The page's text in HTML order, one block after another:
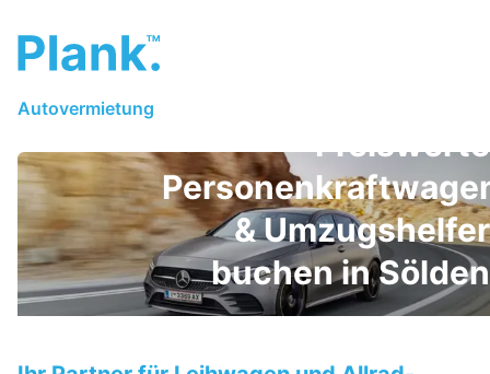
Autovermietung
Preiswerte
& Umzugshelfer
buchen in Sölden